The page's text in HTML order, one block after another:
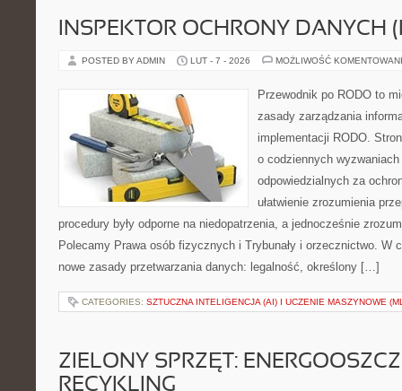
INSPEKTOR OCHRONY DANYCH
POSTED BY ADMIN LUT - 7 - 2026 MOŻLIWOŚĆ
Przewodnik po RODO to
zasady zarządzania
implementacji RODO.
o codziennych
odpowiedzialnych za
ułatwienie zrozumienia
procedury były odporne na niedopatrzenia, a jednocześnie
Polecamy Prawa osób fizycznych i Trybunały i orzecznictwo. W
nowe zasady przetwarzania danych: legalność, określony […]
CATEGORIES: SZTUCZNA INTELIGENCJA (AI) I UCZENIE MASZYNOWE
ZIELONY SPRZĘT:
RECYKLING